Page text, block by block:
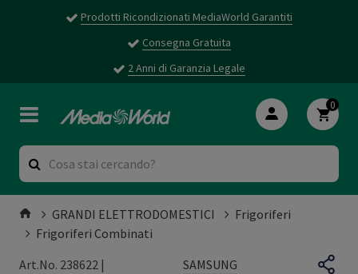
Prodotti Ricondizionati MediaWorld Garantiti
Consegna Gratuita
2 Anni di Garanzia Legale
0
GRANDI ELETTRODOMESTICI
Frigoriferi
Frigoriferi Combinati
Art.No. 238622 |
SAMSUNG